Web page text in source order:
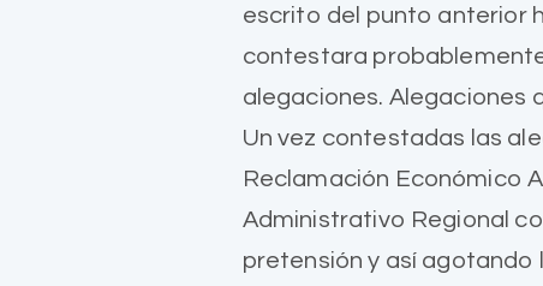
escrito del punto anterior
contestara
alegaciones. Alegaciones
Un vez contestadas las
Reclamación Económico
Administrativo Regional
pretensión y así agotando